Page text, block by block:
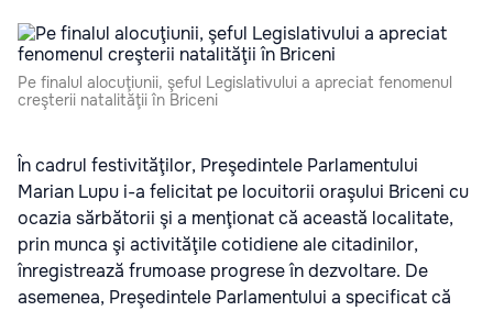
Pe finalul alocuţiunii, şeful Legislativului a apreciat fenomenul
creşterii natalităţii în Briceni
În cadrul festivităţilor, Preşedintele Parlamentului
Marian Lupu i-a felicitat pe locuitorii oraşului Briceni cu
ocazia sărbătorii şi a menţionat că această localitate,
prin munca şi activităţile cotidiene ale citadinilor,
înregistrează frumoase progrese în dezvoltare. De
asemenea, Preşedintele Parlamentului a specificat că